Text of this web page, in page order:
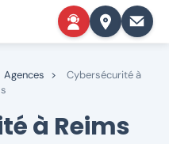
Agences >
Cybersécurité à
à Reims